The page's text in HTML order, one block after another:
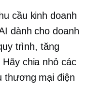
cầu kinh doanh
dành cho doanh
trình, tăng
chia nhỏ các
thương mại điện